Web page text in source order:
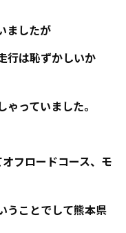
ましたが
行は恥ずかしいか
っていました。
フロードコース、モ
うことでして熊本県